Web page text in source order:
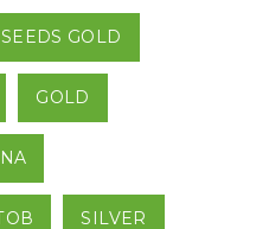
GOLD
GOLD
SILVER